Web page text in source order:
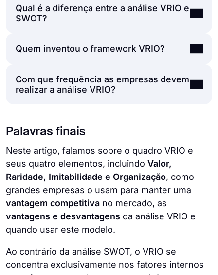
Qual é a diferença entre a análise VRIO e
SWOT?
Quando ambas as ferramentas de análise
identificar e analisar o potencial da
organização para o sucesso, esses tipos de
os recursos e fatores internos para manter
outro lado, serve para uma análise mais
ampla, identificando tanto elementos
internos quanto externos.
Quem inventou o framework VRIO?
O quadro VRIO foi inventado pela primeira
vez por Jay B Barney em 1991, e ele
Com que frequência as empresas devem
realizar a análise VRIO?
menos uma vez por ano para alcançar uma
rota estratégica consistente e permanecer
competitivo.
Palavras finais
Neste artigo, falamos sobre o quadro VRIO e
seus quatro elementos, incluindo Valor,
Raridade, Imitabilidade e Organização, como
grandes empresas o usam para manter uma
vantagem competitiva no mercado, as
vantagens e desvantagens da análise VRIO e
quando usar este modelo.
Ao contrário da análise SWOT, o VRIO se
concentra exclusivamente nos fatores internos